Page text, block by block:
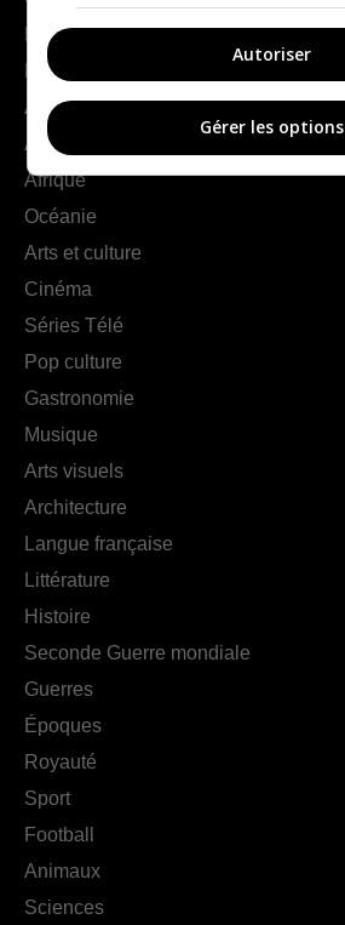
France
Europe
Amériques
Asie
Afrique
Océanie
Arts et culture
Cinéma
Séries Télé
Pop culture
Gastronomie
Musique
Arts visuels
Architecture
Langue française
Littérature
Histoire
Seconde Guerre mondiale
Guerres
Époques
Royauté
Sport
Football
Animaux
Sciences
Autoriser
Gérer les options